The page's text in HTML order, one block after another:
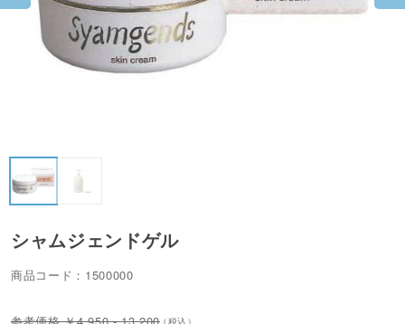
シャムジェンドゲル
商品コード：1500000